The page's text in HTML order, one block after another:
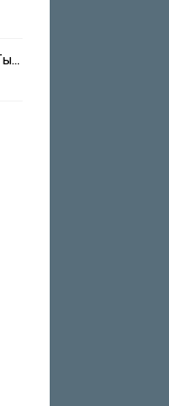
Танцы мы устроим танцы Ты такая классная